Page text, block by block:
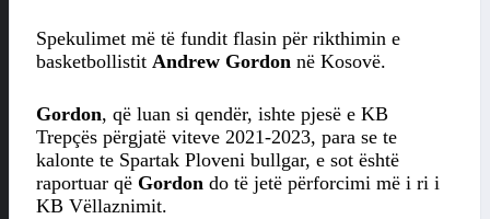
Spekulimet më të fundit flasin për rikthimin e
basketbollistit Andrew Gordon në Kosovë.
Gordon, që luan si qendër, ishte pjesë e KB
Trepçës përgjatë viteve 2021-2023, para se te
kalonte te Spartak Ploveni bullgar, e sot është
raportuar që Gordon do të jetë përforcimi më i ri i
KB Vëllaznimit.